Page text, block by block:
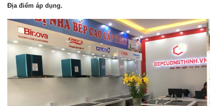
Địa điểm áp dụng.